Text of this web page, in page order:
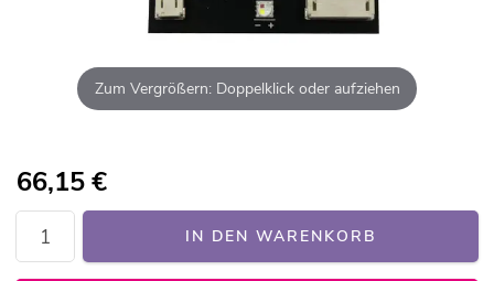
Zum Vergrößern: Doppelklick oder aufziehen
66,15€
IN DEN WARENKORB